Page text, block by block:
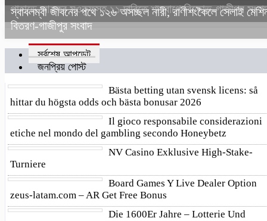
পাহাড়ে আয়কর মওকুফসহ ১১ দাবিতে শাহবাগে বিক্ষোভ-গাজীপুর
স্বাবলম্বী জীবনের পথে ১২৬ অসচ্ছল নারী, রাণীশংকৈলে সেলাই
বিতরণ-গাজীপুর সংবাদ
সর্বশেষ আপডেট
জনপ্রিয় পোস্ট
Bästa betting utan svensk licens: så
hittar du högsta odds och bästa bonusar 2026
Il gioco responsabile considerazioni
etiche nel mondo del gambling secondo Honeybetz
NV Casino Exklusive High-Stake-
Turniere
Board Games Y Live Dealer Option
zeus-latam.com – AR Get Free Bonus
Die 1600Er Jahre – Lotterie Und